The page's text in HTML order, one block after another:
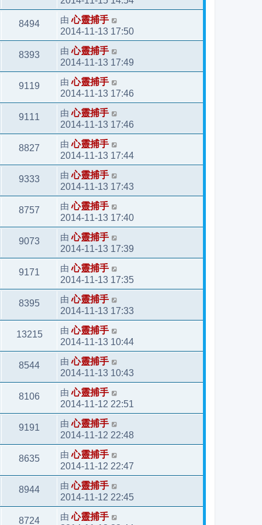
8494 由心靈捕手
2014-11-13 17:50
8393 由心靈捕手
2014-11-13 17:49
9119 由心靈捕手
2014-11-13 17:46
9111 由心靈捕手
2014-11-13 17:46
8827 由心靈捕手
2014-11-13 17:44
9333 由心靈捕手
2014-11-13 17:43
8757 由心靈捕手
2014-11-13 17:40
9073 由心靈捕手
2014-11-13 17:39
9171 由心靈捕手
2014-11-13 17:35
8395 由心靈捕手
2014-11-13 17:33
13215 由心靈捕手
2014-11-13 10:44
8544 由心靈捕手
2014-11-13 10:43
8106 由心靈捕手
2014-11-12 22:51
9191 由心靈捕手
2014-11-12 22:48
8635 由心靈捕手
2014-11-12 22:47
8944 由心靈捕手
2014-11-12 22:45
8724 由心靈捕手